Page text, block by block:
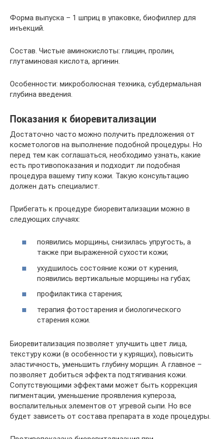
Форма выпуска – 1 шприц в упаковке, биофиллер для
инъекций.
Состав. Чистые аминокислоты: глицин, пролин,
глутаминовая кислота, аргинин.
Особенности: микроболюсная техника, субдермальная
глубина введения.
Показания к биоревитализации
Достаточно часто можно получить предложения от
косметологов на выполнение подобной процедуры. Но
перед тем как соглашаться, необходимо узнать, какие
есть противопоказания и подходит ли подобная
процедура вашему типу кожи. Такую консультацию
должен дать специалист.
Прибегать к процедуре биоревитализации можно в
следующих случаях:
появились морщины, снизилась упругость, а
также при выраженной сухости кожи;
ухудшилось состояние кожи от курения,
появились вертикальные морщины на губах;
профилактика старения;
терапия фотостарения и биологического
старения кожи.
Биоревитализация позволяет улучшить цвет лица,
текстуру кожи (в особенности у курящих), повысить
эластичность, уменьшить глубину морщин. А главное –
позволяет добиться эффекта подтягивания кожи.
Сопутствующими эффектами может быть коррекция
пигментации, уменьшение проявления купероза,
воспалительных элементов от угревой сыпи. Но все
будет зависеть от состава препарата в ходе процедуры.